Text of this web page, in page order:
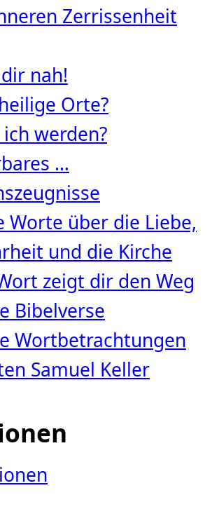
Zerrissenheit
nah!
Orte?
werden?
…
Worte über die Liebe,
und die Kirche
zeigt dir den Weg
Bibelverse
Wortbetrachtungen
Samuel Keller